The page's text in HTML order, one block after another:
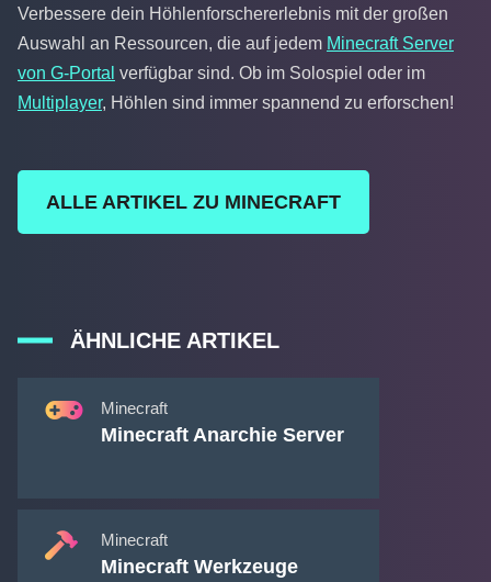
Verbessere dein Höhlenforschererlebnis mit der großen
Auswahl an Ressourcen, die auf jedem Minecraft Server
von G-Portal verfügbar sind. Ob im Solospiel oder im
Multiplayer, Höhlen sind immer spannend zu erforschen!
ALLE ARTIKEL ZU MINECRAFT
ÄHNLICHE ARTIKEL
Minecraft
Minecraft Anarchie Server
Minecraft
Minecraft Werkzeuge